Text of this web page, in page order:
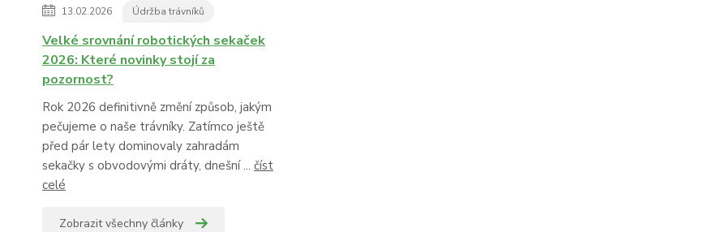
13.02.2026 Údržba trávníků
Velké srovnání robotických sekaček
2026: Které novinky stojí za
pozornost?
Rok 2026 definitivně změní způsob, jakým
pečujeme o naše trávníky. Zatímco ještě
před pár lety dominovaly zahradám
sekačky s obvodovými dráty, dnešní ... číst
celé
Zobrazit všechny články